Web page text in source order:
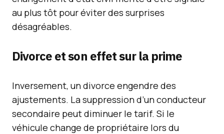
au plus tôt pour éviter des surprises
désagréables.
Divorce et son effet sur la prime
Inversement, un divorce engendre des
ajustements. La suppression d’un conducteur
secondaire peut diminuer le tarif. Si le
véhicule change de propriétaire lors du